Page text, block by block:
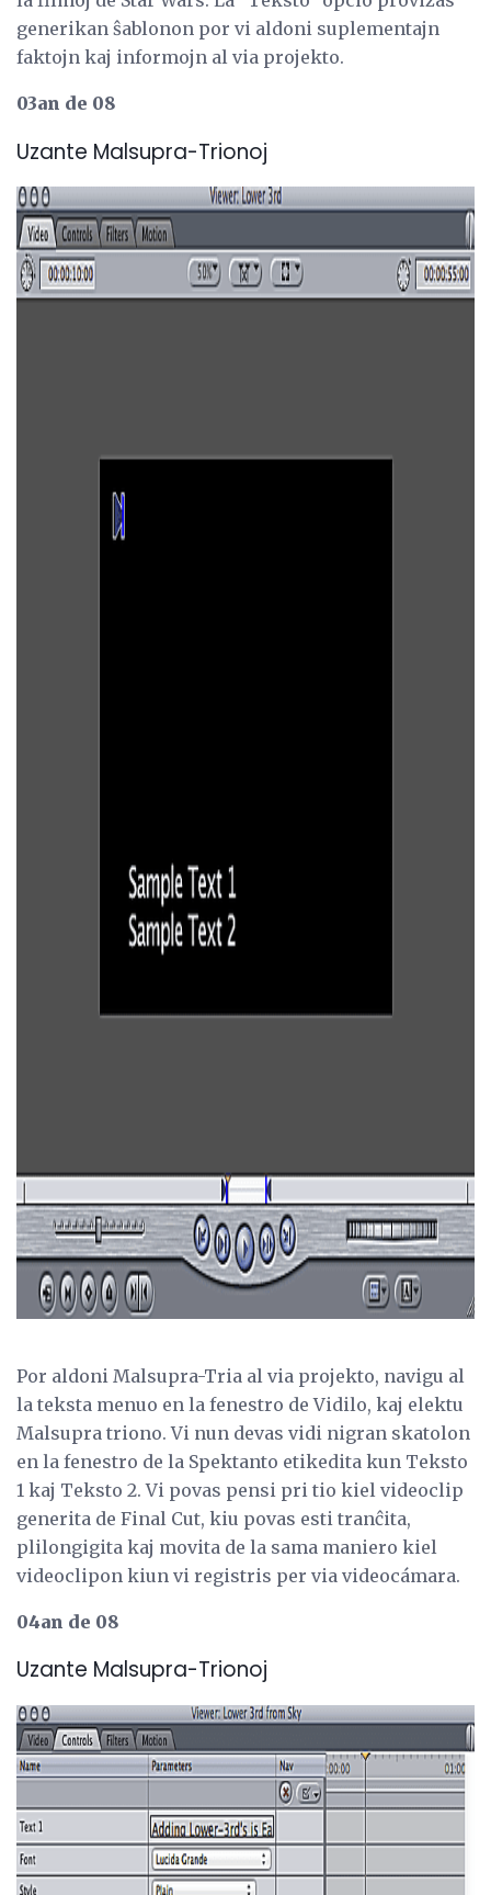
generikan ŝablonon por vi aldoni suplementajn
faktojn kaj informojn al via projekto.
03an de 08
Uzante Malsupra-Trionoj
Por aldoni Malsupra-Tria al via projekto, navigu al
la teksta menuo en la fenestro de Vidilo, kaj elektu
Malsupra triono. Vi nun devas vidi nigran skatolon
en la fenestro de la Spektanto etikedita kun Teksto
1 kaj Teksto 2. Vi povas pensi pri tio kiel videoclip
generita de Final Cut, kiu povas esti tranĉita,
plilongigita kaj movita de la sama maniero kiel
videoclipon kiun vi registris per via videocámara.
04an de 08
Uzante Malsupra-Trionoj